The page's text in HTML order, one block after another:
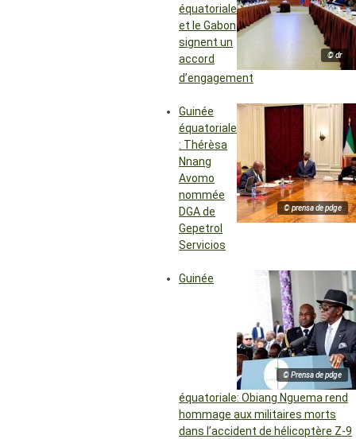
© dr
équatoriale
et le Gabon
signent un
accord
d’engagement
© prensa de pdge
Guinée
équatoriale
: Thérèsa
Nnang
Avomo
nommée
DGA de
Gepetrol
Servicios
© Prensa de pdge
Guinée
équatoriale: Obiang Nguema rend
hommage aux militaires morts
dans l’accident de hélicoptère Z-9